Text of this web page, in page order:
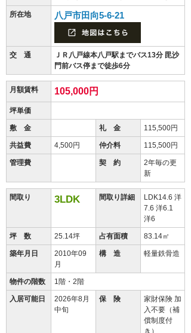
所在地 八戸市田向5-6-21
交 通
ＪＲ八戸線本八戸駅までバス13分 毘沙
門前バス停まで徒歩6分
月額賃料 105,000円
坪単価
敷 金 礼 金 115,500円
共益費 4,500円 仲介料 115,500円
管理費 契 約
2年毎の更
新
間取り 3LDK 間取り詳細
LDK14.6 洋
7.6 洋6.1
洋6
坪 数 25.14坪 占有面積 83.14㎡
築年月日
2010年09
月
構 造 軽量鉄骨造
物件の階数 1階・2階
入居可能日
2026年8月
中旬
保 険
家財保険 加
入不要（補
償制度付
き）